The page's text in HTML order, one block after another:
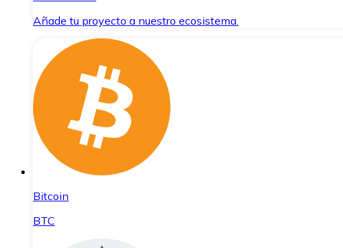
Añade tu proyecto a nuestro ecosistema.
Bitcoin
BTC